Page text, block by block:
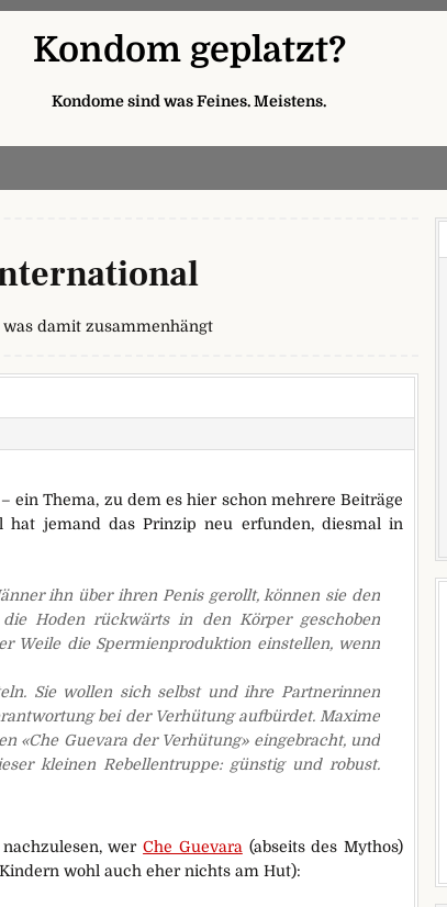
Kondom geplatzt?
Kondome sind was Feines. Meistens.
damit zusammenhängt
ein Thema, zu dem es hier schon mehrere Beiträge
hat jemand das Prinzip neu erfunden, diesmal in
ihn über ihren Penis gerollt, können sie den
Hoden rückwärts in den Körper geschoben
Weile die Spermienproduktion einstellen, wenn
Sie wollen sich selbst und ihre Partnerinnen
bei der Verhütung aufbürdet. Maxime
«Che Guevara der Verhütung» eingebracht, und
kleinen Rebellentruppe: günstig und robust.
werChe Guevara (abseits des Mythos)
wohl auch eher nichts am Hut):